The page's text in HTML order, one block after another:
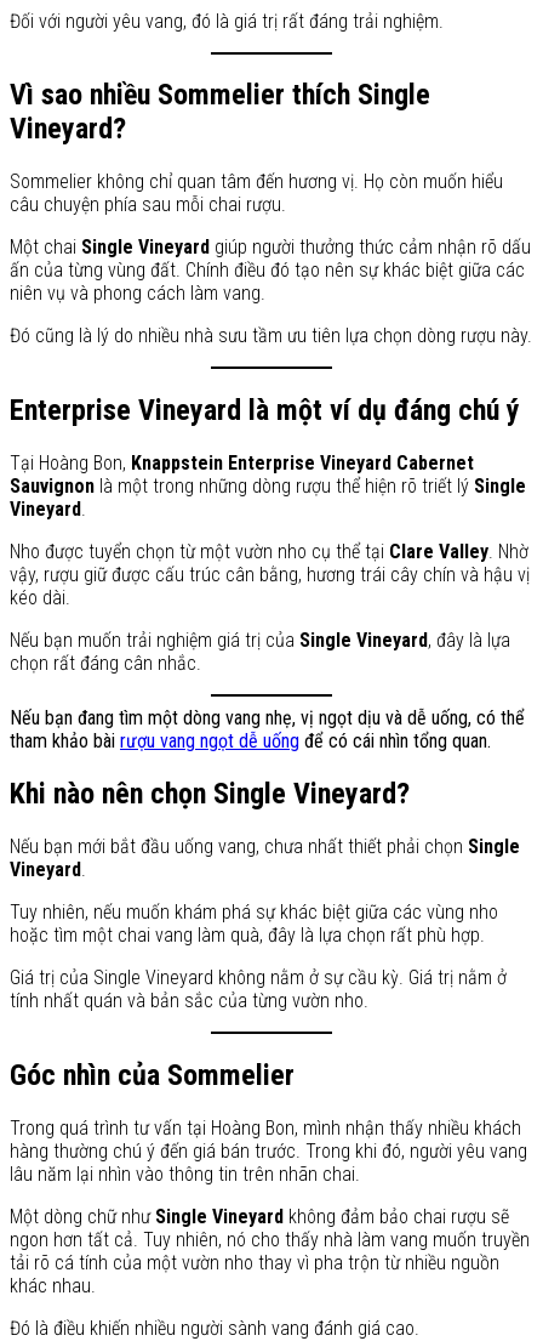
Đối với người yêu vang, đó là giá trị rất đáng trải nghiệm.
Vì sao nhiều Sommelier thích Single
Vineyard?
Sommelier không chỉ quan tâm đến hương vị. Họ còn muốn hiểu
câu chuyện phía sau mỗi chai rượu.
Một chai Single Vineyard giúp người thưởng thức cảm nhận rõ dấu
ấn của từng vùng đất. Chính điều đó tạo nên sự khác biệt giữa các
niên vụ và phong cách làm vang.
Đó cũng là lý do nhiều nhà sưu tầm ưu tiên lựa chọn dòng rượu này.
Enterprise Vineyard là một ví dụ đáng chú ý
Tại Hoàng Bon, Knappstein Enterprise Vineyard Cabernet
Sauvignon là một trong những dòng rượu thể hiện rõ triết lý Single
Vineyard.
Nho được tuyển chọn từ một vườn nho cụ thể tại Clare Valley. Nhờ
vậy, rượu giữ được cấu trúc cân bằng, hương trái cây chín và hậu vị
kéo dài.
Nếu bạn muốn trải nghiệm giá trị của Single Vineyard, đây là lựa
chọn rất đáng cân nhắc.
Nếu bạn đang tìm một dòng vang nhẹ, vị ngọt dịu và dễ uống, có thể
tham khảo bài rượu vang ngọt dễ uống để có cái nhìn tổng quan.
Khi nào nên chọn Single Vineyard?
Nếu bạn mới bắt đầu uống vang, chưa nhất thiết phải chọn Single
Vineyard.
Tuy nhiên, nếu muốn khám phá sự khác biệt giữa các vùng nho
hoặc tìm một chai vang làm quà, đây là lựa chọn rất phù hợp.
Giá trị của Single Vineyard không nằm ở sự cầu kỳ. Giá trị nằm ở
tính nhất quán và bản sắc của từng vườn nho.
Góc nhìn của Sommelier
Trong quá trình tư vấn tại Hoàng Bon, mình nhận thấy nhiều khách
hàng thường chú ý đến giá bán trước. Trong khi đó, người yêu vang
lâu năm lại nhìn vào thông tin trên nhãn chai.
Một dòng chữ như Single Vineyard không đảm bảo chai rượu sẽ
ngon hơn tất cả. Tuy nhiên, nó cho thấy nhà làm vang muốn truyền
tải rõ cá tính của một vườn nho thay vì pha trộn từ nhiều nguồn
khác nhau.
Đó là điều khiến nhiều người sành vang đánh giá cao.